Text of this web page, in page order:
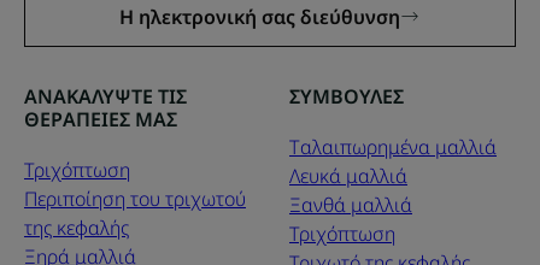
Η ηλεκτρονική σας διεύθυνση
ΑΝΑΚΑΛΥΨΤΕ ΤΙΣ
ΘΕΡΑΠΕΙΕΣ ΜΑΣ
Τριχόπτωση
Περιποίηση του τριχωτού
της κεφαλής
Ξηρά μαλλιά
ΣΥΜΒΟΥΛΕΣ
Tαλαιπωρημένα μαλλιά
Λευκά μαλλιά
Ξανθά μαλλιά
Τριχόπτωση